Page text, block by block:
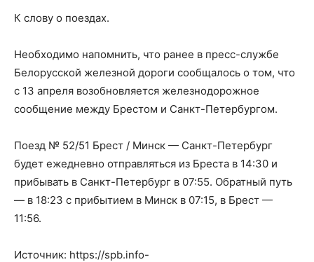
К слову о поездах.
Необходимо напомнить, что ранее в пресс-службе
Белорусской железной дороги сообщалось о том, что
с 13 апреля возобновляется железнодорожное
сообщение между Брестом и Санкт-Петербургом.
Поезд № 52/51 Брест / Минск — Санкт-Петербург
будет ежедневно отправляться из Бреста в 14:30 и
прибывать в Санкт-Петербург в 07:55. Обратный путь
— в 18:23 с прибытием в Минск в 07:15, в Брест —
11:56.
Источник: https://spb.info-